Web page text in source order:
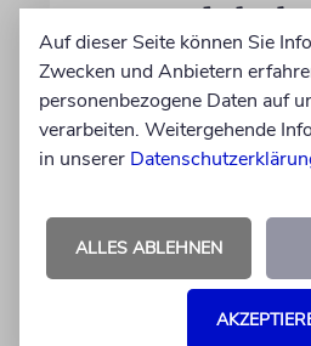
Segen und Fluch
Warum die Tora uns die
dennoch zum Leben aufruft
von Jay Schlesinger
Auf dieser Seite können Sie
Zwecken und Anbietern
personenbezogene Daten auf
verarbeiten. Weitergehende
in unserer
ALLES ABLEHNEN